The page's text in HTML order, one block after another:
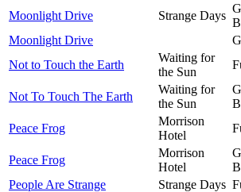
Moonlight Drive
Strange Days
Moonlight Drive
Not to Touch the Earth
Waiting for
the Sun
Not To Touch The Earth
Waiting for
the Sun
Peace Frog
Morrison
Hotel
Peace Frog
Morrison
Hotel
People Are Strange
Strange Days